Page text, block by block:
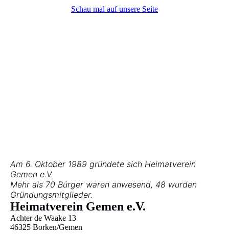
Schau mal auf unsere Seite
Am 6. Oktober 1989 gründete sich Heimatverein
Gemen e.V.
Mehr als 70 Bürger waren anwesend, 48 wurden
Gründungsmitglieder.
Heimatverein Gemen e.V.
Achter de Waake 13
46325 Borken/Gemen